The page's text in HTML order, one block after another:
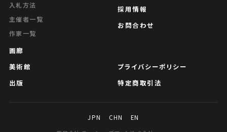
入札方法
主催者一覧
作家一覧
画廊
美術館
出版
採用情報
お問合わせ
プライバシーポリシー
特定商取引法
JPN CHN
EN